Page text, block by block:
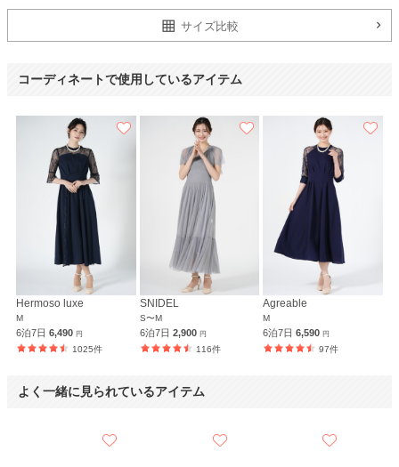
サイズ比較
コーディネートで使用しているアイテム
Hermoso luxe
M
6泊7日 6,490 円
1025件
SNIDEL
S〜M
6泊7日 2,900 円
116件
Agreable
M
6泊7日6,590円
97件
よく一緒に見られているアイテム